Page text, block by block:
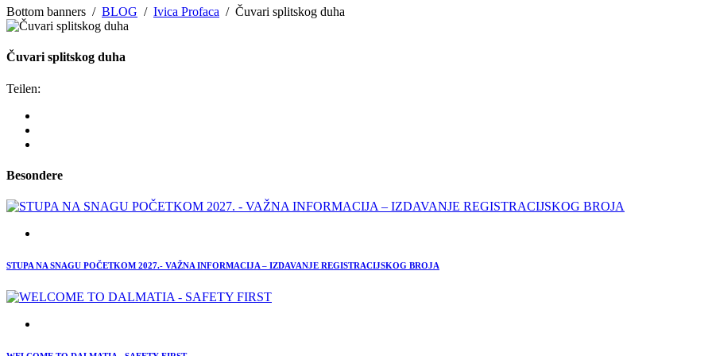
Bottom banners / BLOG / Ivica Profaca / Čuvari splitskog duha
Čuvari splitskog duha
Teilen:
Besondere
STUPA NA SNAGU POČETKOM 2027.- VAŽNA INFORMACIJA – IZDAVANJE REGISTRACIJSKOG BROJA